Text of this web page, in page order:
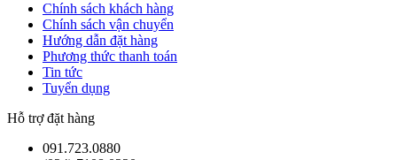
Chính sách khách hàng
Chính sách vận chuyển
Hướng dẫn đặt hàng
Phương thức thanh toán
Tin tức
Tuyển dụng
Hỗ trợ đặt hàng
091.723.0880